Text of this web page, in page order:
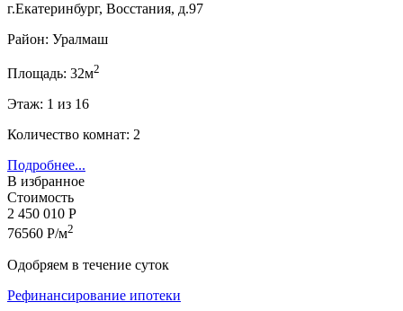
г.Екатеринбург, Восстания, д.97
Район: Уралмаш
Площадь: 32м2
Этаж: 1 из 16
Количество комнат: 2
Подробнее...
В избранное
Стоимость
2 450 010 Р
76560 Р/м2
Одобряем в течение суток
Рефинансирование ипотеки